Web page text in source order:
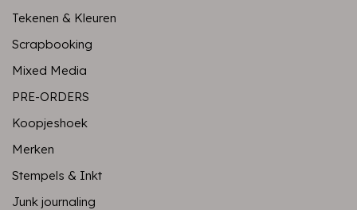
Tekenen & Kleuren
Scrapbooking
Mixed Media
PRE-ORDERS
Koopjeshoek
Merken
Stempels & Inkt
Junk journaling